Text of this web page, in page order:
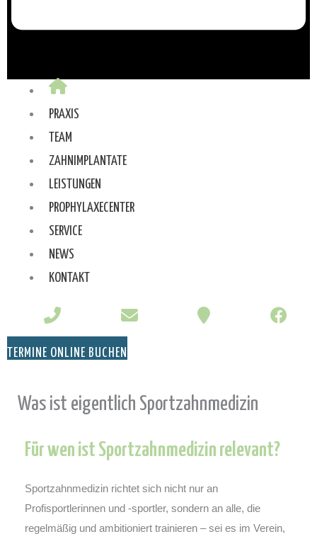
PRAXIS
TEAM
ZAHNIMPLANTATE
LEISTUNGEN
PROPHYLAXECENTER
SERVICE
NEWS
KONTAKT
TERMINE ONLINE BUCHEN
Was ist eigentlich Sportzahnmedizin
Für wen ist Sportzahnmedizin relevant?
Sportzahnmedizin richtet sich nicht nur an
Profisportlerinnen und -sportler, sondern an alle, die
regelmäßig und ambitioniert trainieren – sei es im Verein,